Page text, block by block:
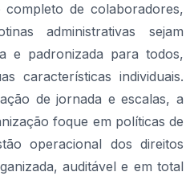
de colaboradores,
administrativas sejam
e padronizada para todos,
características individuais.
de jornada e escalas, a
foque em políticas de
operacional dos direitos
auditável e em total